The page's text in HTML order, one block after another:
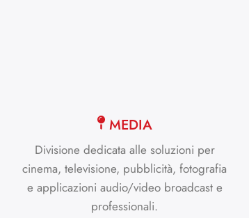
MEDIA
Divisione dedicata alle soluzioni per
cinema, televisione, pubblicità, fotografia
e applicazioni audio/video broadcast e
professionali.